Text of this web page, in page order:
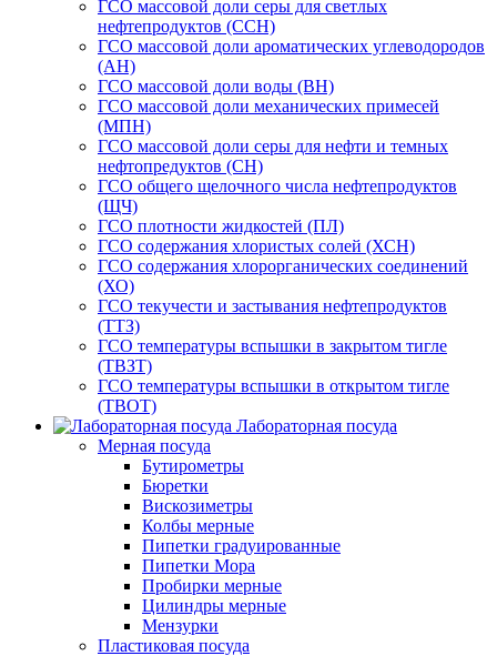
ГСО массовой доли серы для светлых
нефтепродуктов (ССН)
ГСО массовой доли ароматических углеводородов
(АН)
ГСО массовой доли воды (ВН)
ГСО массовой доли механических примесей
(МПН)
ГСО массовой доли серы для нефти и темных
нефтопредуктов (СН)
ГСО общего щелочного числа нефтепродуктов
(ЩЧ)
ГСО плотности жидкостей (ПЛ)
ГСО содержания хлористых солей (ХСН)
ГСО содержания хлорорганических соединений
(ХО)
ГСО текучести и застывания нефтепродуктов
(ТТЗ)
ГСО температуры вспышки в закрытом тигле
(ТВЗТ)
ГСО температуры вспышки в открытом тигле
(ТВОТ)
Лабораторная посуда
Мерная посуда
Бутирометры
Бюретки
Вискозиметры
Колбы мерные
Пипетки градуированные
Пипетки Мора
Пробирки мерные
Цилиндры мерные
Мензурки
Пластиковая посуда